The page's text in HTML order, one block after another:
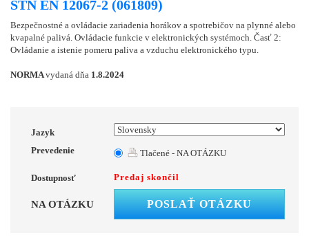
STN EN 12067-2 (061809)
Bezpečnostné a ovládacie zariadenia horákov a spotrebičov na plynné alebo
kvapalné palivá. Ovládacie funkcie v elektronických systémoch. Časť 2:
Ovládanie a istenie pomeru paliva a vzduchu elektronického typu.
NORMAvydaná dňa 1.8.2024
Jazyk
Prevedenie
Tlačené - NA OTÁZKU
Dostupnosť Predaj skončil
NA OTÁZKU POSLAŤ OTÁZKU